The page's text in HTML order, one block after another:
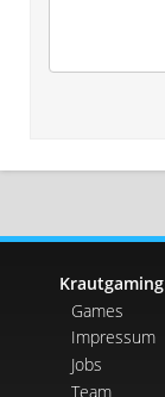
Krautgaming
Games
Impressum
Jobs
Team